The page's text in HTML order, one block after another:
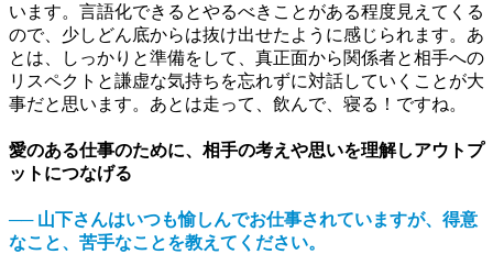
います。言語化できるとやるべきことがある程度見えてくる
ので、少しどん底からは抜け出せたように感じられます。あ
とは、しっかりと準備をして、真正面から関係者と相手への
リスペクトと謙虚な気持ちを忘れずに対話していくことが大
事だと思います。あとは走って、飲んで、寝る！ですね。
愛のある仕事のために、相手の考えや思いを理解しアウトプ
ットにつなげる
── 山下さんはいつも愉しんでお仕事されていますが、得意
なこと、苦手なことを教えてください。